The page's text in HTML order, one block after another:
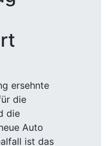
ersehnte
die
die
Auto
ist das